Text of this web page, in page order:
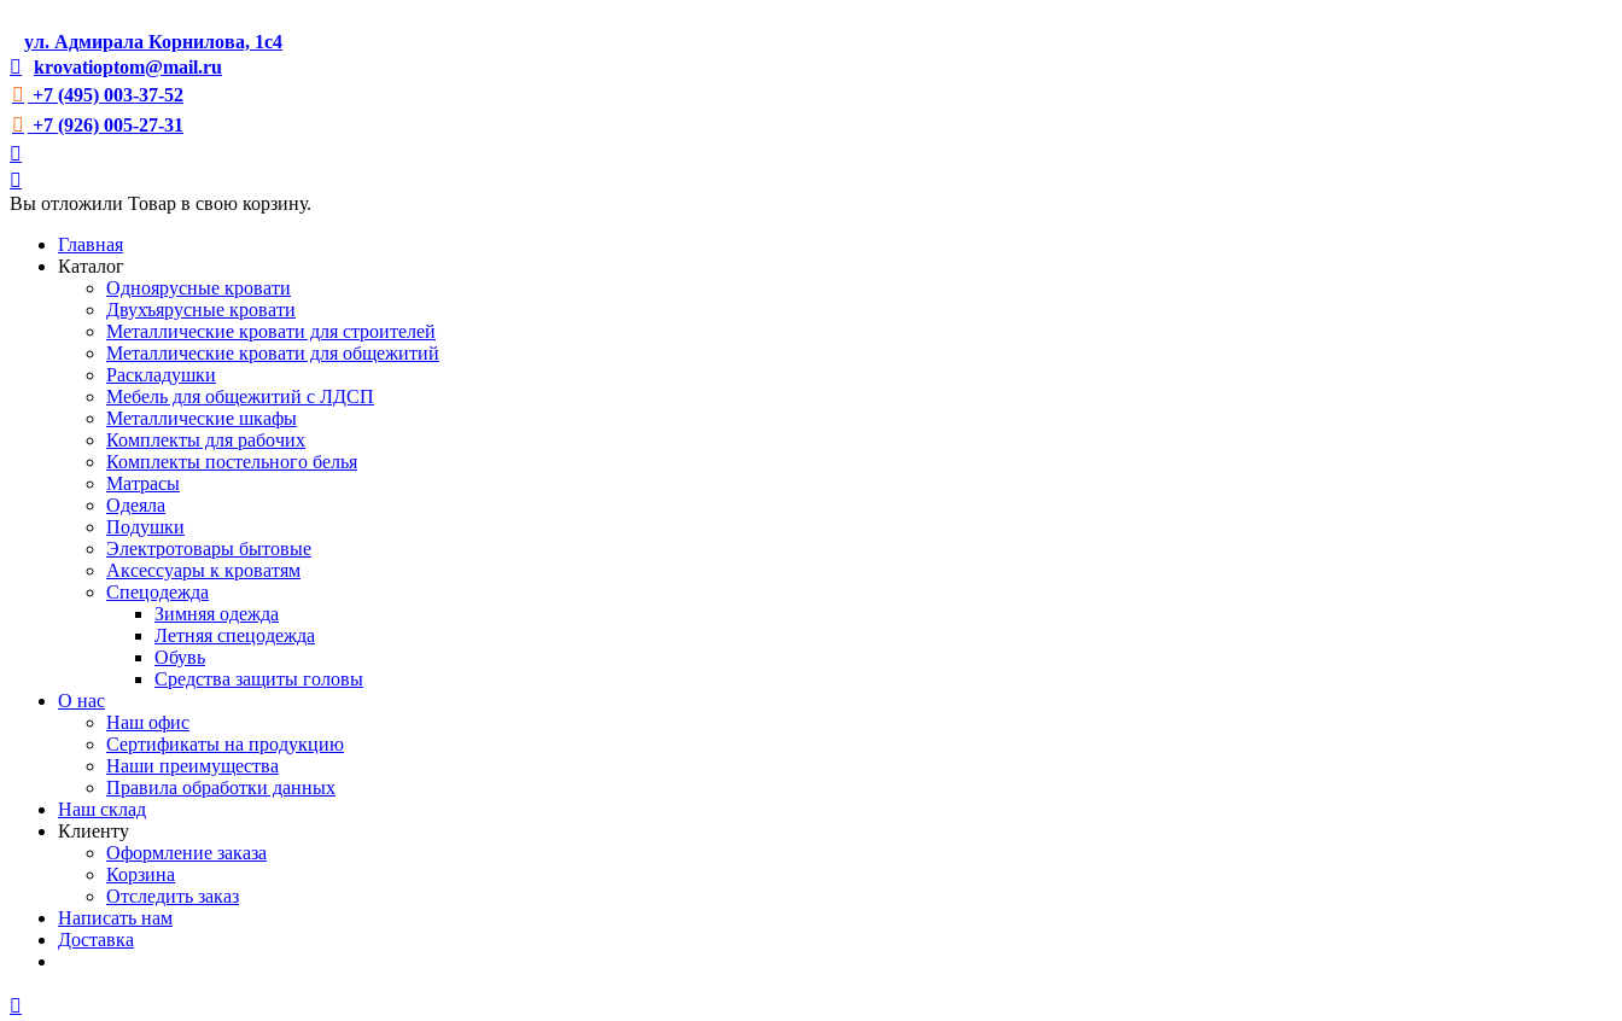
ул. Адмирала Корнилова, 1с4
krovatioptom@mail.ru
+7 (495) 003-37-52
+7 (926) 005-27-31
Вы отложили Товар в свою корзину.
Главная
Каталог
Одноярусные кровати
Двухъярусные кровати
Металлические кровати для строителей
Металлические кровати для общежитий
Раскладушки
Мебель для общежитий с ЛДСП
Металлические шкафы
Комплекты для рабочих
Комплекты постельного белья
Матрасы
Одеяла
Подушки
Электротовары бытовые
Аксессуары к кроватям
Спецодежда
Зимняя одежда
Летняя спецодежда
Обувь
Средства защиты головы
О нас
Наш офис
Сертификаты на продукцию
Наши преимущества
Правила обработки данных
Наш склад
Клиенту
Оформление заказа
Корзина
Отследить заказ
Написать нам
Доставка